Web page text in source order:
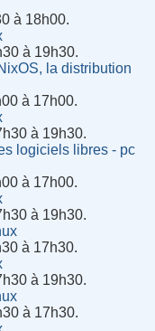
à 18h00.
à 19h30.
la distribution
à 17h00.
à 19h30.
logiciels libres - pc
à 17h00.
à 19h30.
à 17h30.
à 19h30.
à 17h30.